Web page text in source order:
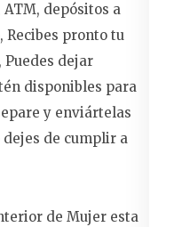
depósitos a
Recibes pronto tu
Puedes dejar
disponibles para
y enviártelas
de cumplir a
de Mujer esta